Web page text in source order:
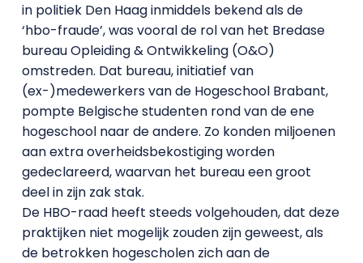
in politiek Den Haag inmiddels bekend als de
‘hbo-fraude’, was vooral de rol van het Bredase
bureau Opleiding & Ontwikkeling (O&O)
omstreden. Dat bureau, initiatief van
(ex-)medewerkers van de Hogeschool Brabant,
pompte Belgische studenten rond van de ene
hogeschool naar de andere. Zo konden miljoenen
aan extra overheidsbekostiging worden
gedeclareerd, waarvan het bureau een groot
deel in zijn zak stak.
De HBO-raad heeft steeds volgehouden, dat deze
praktijken niet mogelijk zouden zijn geweest, als
de betrokken hogescholen zich aan de